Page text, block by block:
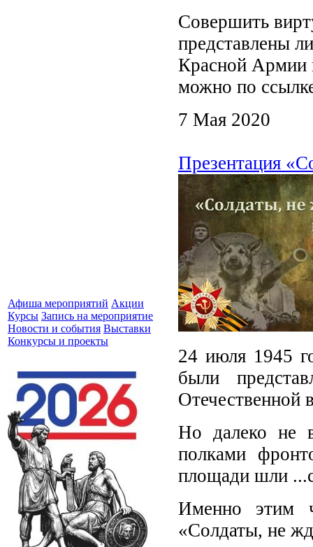
Афиша мероприятий Акции
Курсы Запись на мероприятие
Новости и события Выставки
Конкурсы и проекты
Совершить
представлены
Красной Армии
можно по
7 Мая 2020
Презентация
24 июля 1945
были
Отечественной
Но далеко не
полками
площади шли
Именно этим
«Солдаты, не